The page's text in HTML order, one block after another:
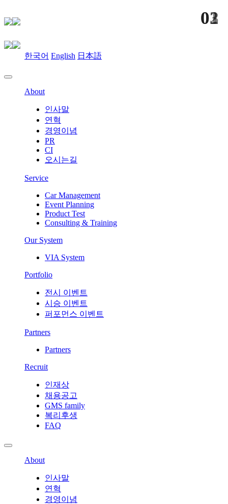
한국어 English 日本語
About
인사말
연혁
경영이념
PR
CI
오시는길
Service
Car Management
Event Planning
Product Test
Consulting & Training
Our System
VIA System
Portfolio
전시 이벤트
시승 이벤트
퍼포먼스 이벤트
Partners
Partners
Recruit
인재상
채용공고
GMS family
복리후생
FAQ
About
인사말
연혁
경영이념
01
02
03